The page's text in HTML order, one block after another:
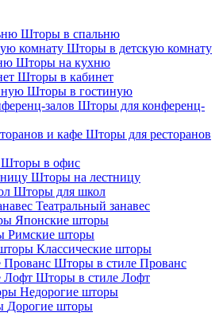
Шторы в спальню
Шторы в детскую комнату
Шторы на кухню
Шторы в кабинет
Шторы в гостиную
Шторы для конференц-
Шторы для ресторанов
Шторы в офис
Шторы на лестницу
Шторы для школ
Театральный занавес
Японские шторы
Римские шторы
Классические шторы
Шторы в стиле Прованс
Шторы в стиле Лофт
Недорогие шторы
Дорогие шторы